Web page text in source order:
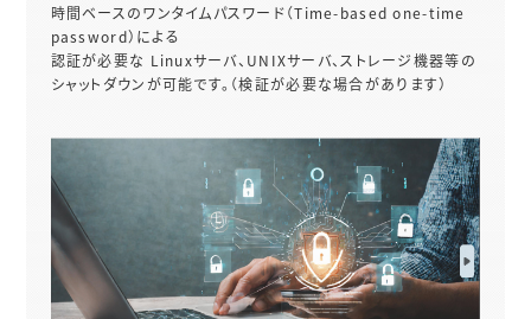
時間ベースのワンタイムパスワード（Time-based one-time
password）による
認証が必要な Linuxサーバ、UNIXサーバ、ストレージ機器等の
シャットダウンが可能です。（検証が必要な場合があります）